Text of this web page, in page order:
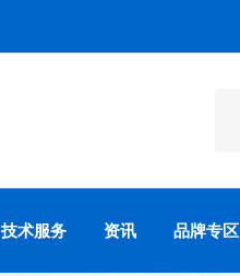
技术服务 资讯 品牌专区